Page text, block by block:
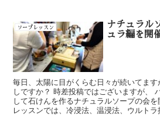
ソープレッスン
ナチュラル
ュラ編を開
毎日、太陽に目がくらむ日々が続いてま
しですか？ 時差投稿ではございますが、
して石けんを作るナチュラルソープの会
レッスンでは、冷浸法、温浸法、ウルトラ